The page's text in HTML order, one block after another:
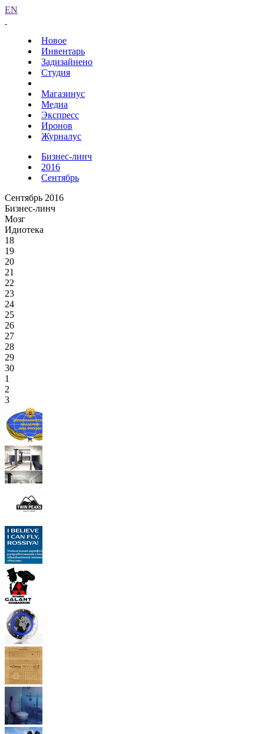
EN
Новое
Инвентарь
Задизайнено
Студия
Магазинус
Медиа
Экспресс
Иронов
Журналус
Бизнес-линч
2016
Сентябрь
Сентябрь 2016
Бизнес-линч
Мозг
Идиотека
18
19
20
21
22
23
24
25
26
27
28
29
30
1
2
3